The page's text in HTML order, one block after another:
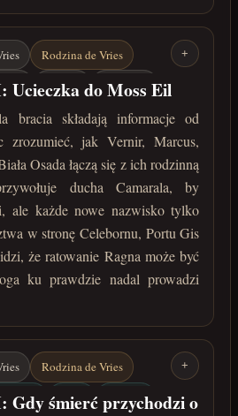
Rodzina de Vries
Marcus
Ahito-tan
+
do Moss Eil
bracia składają informacje od
zrozumieć, jak Vernir, Marcus,
Osada łączą się z ich rodzinną
ducha Camarala, by
ale każde nowe nazwisko tylko
w stronę Celebornu, Portu Gis
że ratowanie Ragna może być
ku prawdzie nadal prowadzi
Rodzina de Vries
Eil Noah
Sevonia
+
śmierć przychodzi o